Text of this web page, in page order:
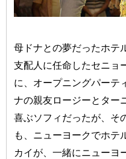
母ドナとの夢だったホテ
支配人に任命したセニョ
に、オープニングパーテ
ナの親友ロージーとター
喜ぶソフィだったが、そ
も、ニューヨークでホテ
カイが、一緒にニューヨ